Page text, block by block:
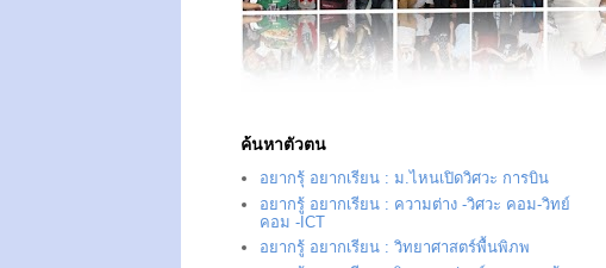
ค้นหาตัวตน
อยากรุ้ อยากเรียน : ม.ไหนเปิดวิศวะ การบิน
อยากรู้ อยากเรียน : ความต่าง -วิศวะ คอม-วิทย์
คอม -ICT
อยากรู้ อยากเรียน : วิทยาศาสตร์พื้นพิภพ